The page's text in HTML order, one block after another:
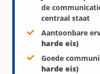
de
centraal staat
Aantoonbare
harde eis)
Goede
harde eis)